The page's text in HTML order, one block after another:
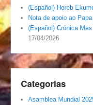
(Español) Horeb
Nota de apoio ao
(Español) Crónica
17/04/2026
Categorias
Asamblea Mundial